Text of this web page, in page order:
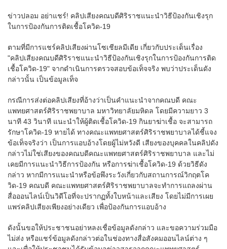
ข่าวปลอม อย่าแชร์! คลิปเสียงคณบดีศิริราชแนะนำวิธีป้องกันเชิงรุก
ในการป้องกันการติดเชื้อโควิด-19
ตามที่มีการแชร์คลิปเสียงผ่านโซเชียลมีเดีย เกี่ยวกับประเด็นเรื่อง
"คลิปเสียงคณบดีศิริราชแนะนำวิธีป้องกันเชิงรุกในการป้องกันการติด
เชื้อโควิด-19" จากดำเนินการตรวจสอบข้อเท็จจริง พบว่าประเด็นดัง
กล่าวนั้น เป็นข้อมูลเท็จ
กรณีการส่งต่อคลิปเสียงที่อ้างว่าเป็นคำแนะนำจากคณบดี คณะ
แพทยศาสตร์ศิริราชพยาบาล มหาวิทยาลัยมหิดล โดยมีความยาว 3
นาที 43 วินาที แนะนำให้ผู้ติดเชื้อโควิด-19 กินยาฆ่าเชื้อ จะสามารถ
รักษาโควิด-19 หายได้ ทางคณะแพทยศาสตร์ศิริราชพยาบาลได้ชี้แจง
ข้อเท็จจริงว่า เป็นการแอบอ้างโดยผู้ไม่หวังดี เสียงของบุคคลในคลิปดัง
กล่าวไม่ใช่เสียงของคณบดีคณะแพทยศาสตร์ศิริราชพยาบาล และไม่
เคยมีการแนะนำวิธีการป้องกัน หรือการฆ่าเชื้อโควิด-19 ด้วยวิธีดัง
กล่าว หากมีการแนะนำหรือข้อพึงระวังเกี่ยวกับสถานการณ์วิกฤตโค
วิด-19 คณบดี คณะแพทยศาสตร์ศิริราชพยาบาลจะทำการแถลงผ่าน
สื่อออนไลน์เป็นวิดีโอที่จะปรากฏทั้งใบหน้าและเสียง โดยไม่มีการเผย
แพร่คลิปเสียงเพียงอย่างเดียว เพื่อป้องกันการแอบอ้าง
ดังนั้นขอให้ประชาชนอย่าหลงเชื่อข้อมูลดังกล่าว และขอความร่วมมือ
ไม่ส่ง หรือแชร์ข้อมูลดังกล่าวต่อในช่องทางสื่อสังคมออนไลน์ต่าง ๆ